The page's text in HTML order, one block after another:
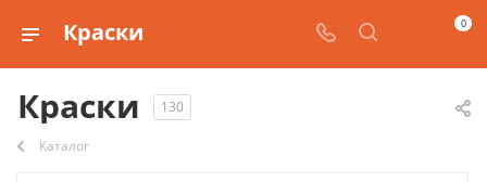
Краски 0
Краски 130
Каталог